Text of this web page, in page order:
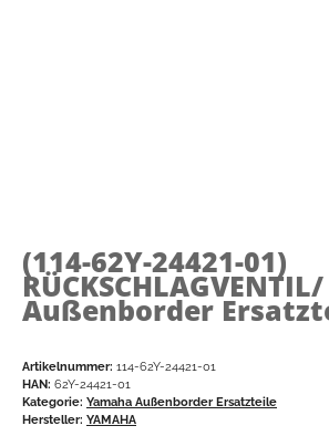
(114-62Y-24421-01)
Außenborder
Artikelnummer: 114-62Y-24421-01
HAN: 62Y-24421-01
Kategorie: Yamaha Außenborder Ersatzteile
Hersteller: YAMAHA